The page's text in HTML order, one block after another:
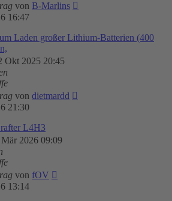
von B-Marlins
16:47
Laden großer Lithium-Batterien (400
Okt 2025 20:45
von dietmardd
21:30
L4H3
Mär 2026 09:09
von fOV
13:14